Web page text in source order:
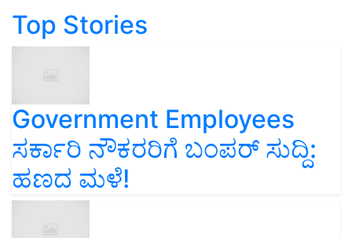
Government Employees
ಸರ್ಕಾರಿ ನೌಕರರಿಗೆ ಬಂಪರ್‌ ಸುದ್ದಿ:
ಹಣದ ಮಳೆ!